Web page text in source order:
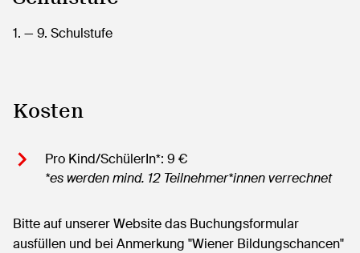
1. — 9. Schulstufe
Kosten
Pro Kind/SchülerIn*: 9 €
*es werden mind. 12 Teilnehmer*innen verrechnet
Bitte auf unserer Website das Buchungsformular
ausfüllen und bei Anmerkung "Wiener Bildungschancen"